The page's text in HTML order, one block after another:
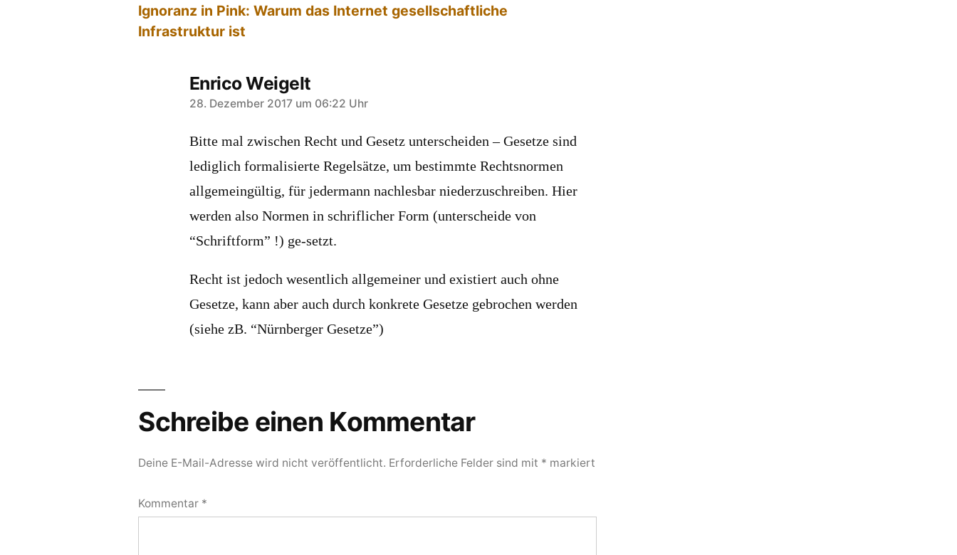
Ignoranz in Pink: Warum das Internet gesellschaftliche
Infrastruktur ist
Enrico Weigelt
sagt:
28. Dezember 2017 um 06:22 Uhr
Bitte mal zwischen Recht und Gesetz unterscheiden – Gesetze sind
lediglich formalisierte Regelsätze, um bestimmte Rechtsnormen
allgemeingültig, für jedermann nachlesbar niederzuschreiben. Hier
werden also Normen in schriflicher Form (unterscheide von
“Schriftform” !) ge-setzt.
Recht ist jedoch wesentlich allgemeiner und existiert auch ohne
Gesetze, kann aber auch durch konkrete Gesetze gebrochen werden
(siehe zB. “Nürnberger Gesetze”)
Schreibe einen Kommentar
Deine E-Mail-Adresse wird nicht veröffentlicht. Erforderliche Felder sind mit * markiert
Kommentar *